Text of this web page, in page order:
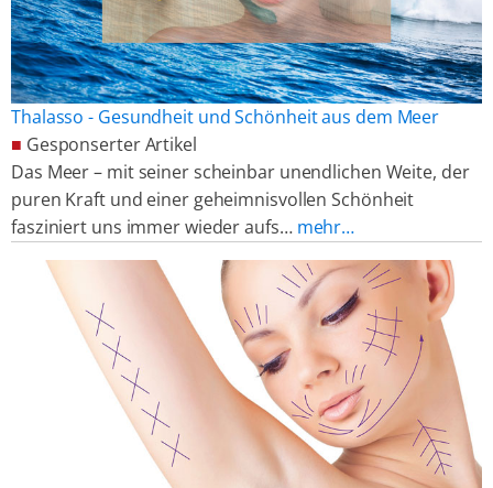
Thalasso - Gesundheit und Schönheit aus dem Meer
■ Gesponserter Artikel
Das Meer – mit seiner scheinbar unendlichen Weite, der
puren Kraft und einer geheimnisvollen Schönheit
fasziniert uns immer wieder aufs… mehr…